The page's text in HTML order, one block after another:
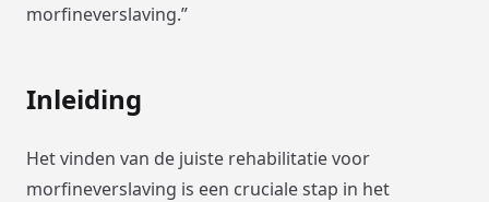
morfineverslaving.”
Inleiding
Het vinden van de juiste rehabilitatie voor
morfineverslaving is een cruciale stap in het